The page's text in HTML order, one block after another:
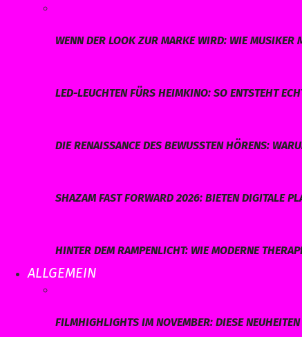
WENN DER LOOK ZUR MARKE WIRD: WIE MUSIKER
LED-LEUCHTEN FÜRS HEIMKINO: SO ENTSTEHT
DIE RENAISSANCE DES BEWUSSTEN HÖRENS:
SHAZAM FAST FORWARD 2026: BIETEN DIGITALE
HINTER DEM RAMPENLICHT: WIE MODERNE
ALLGEMEIN
FILMHIGHLIGHTS IM NOVEMBER: DIESE